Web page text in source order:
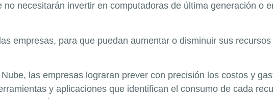
necesitarán invertir en computadoras de última generación o
empresas, para que puedan aumentar o disminuir sus
las empresas lograran prever con precisión los costos y
y aplicaciones que identifican el consumo de cada